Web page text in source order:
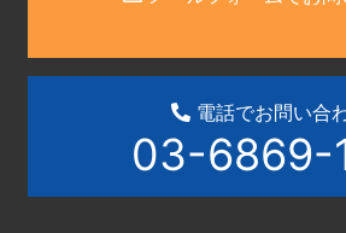
電話でお問い合
03-6869-